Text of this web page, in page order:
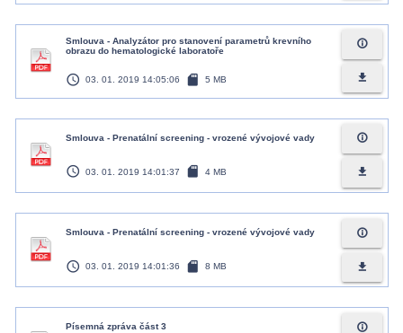
Smlouva - Analyzátor pro stanovení parametrů krevního
obrazu do hematologické laboratoře
access_time 03. 01. 2019 14:05:06 sd_card 5 MB
info_outline
file_download
Smlouva - Prenatální screening - vrozené vývojové vady
access_time 03. 01. 2019 14:01:37 sd_card 4 MB
info_outline
file_download
Smlouva - Prenatální screening - vrozené vývojové vady
access_time 03. 01. 2019 14:01:36 sd_card 8 MB
info_outline
file_download
Písemná zpráva část 3 info_outline